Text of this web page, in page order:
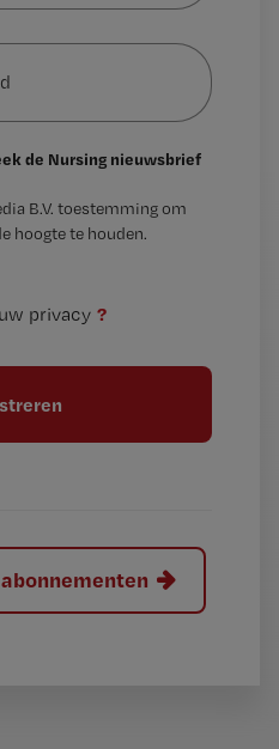
de Nursing nieuwsbrief
B.V. toestemming om
hoogte te houden.
privacy ?